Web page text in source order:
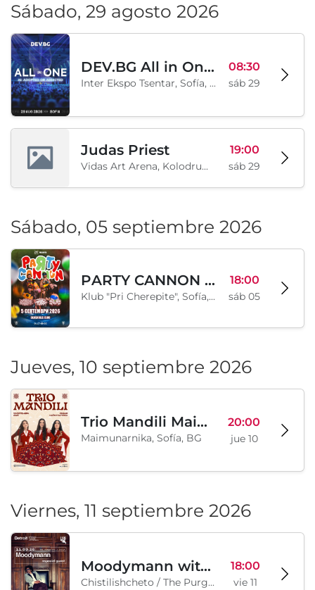
Sábado, 29 agosto 2026
DEV.BG All in One 2026
Inter Ekspo Tsentar, Sofía, BG
08:30
sáb 29
Judas Priest
Vidas Art Arena, Kolodrum, Borisova gradina, Sofía, BG
19:00
sáb 29
Sábado, 05 septiembre 2026
PARTY CANNON live in Sofia
Klub "Pri Cherepite", Sofía, BG
18:00
sáb 05
Jueves, 10 septiembre 2026
Trio Mandili Maimunarnika- Sofia
Maimunarnika, Sofía, BG
20:00
jue 10
Viernes, 11 septiembre 2026
Moodymann with special guests
Chistilishcheto / The Purgatory, Sofía, BG
18:00
vie 11